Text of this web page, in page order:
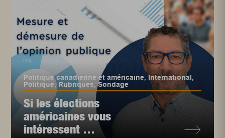
Politique canadienne et américaine,International,
Politique,Rubriques,Sondage
Si les élections
américaines vous
intéressent …